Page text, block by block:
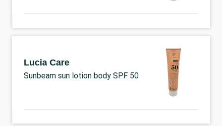
Lucia Care
Sunbeam sun lotion body SPF 50